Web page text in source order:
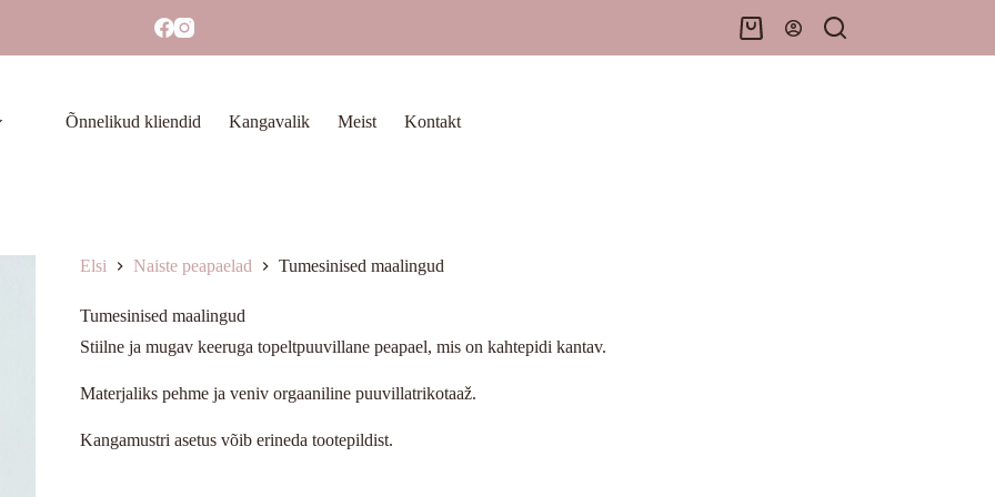
Shopping
cart
Õnnelikud kliendid Kangavalik Meist Kontakt
Elsi Naiste peapaelad Tumesinised maalingud
Tumesinised maalingud
Stiilne ja mugav keeruga topeltpuuvillane peapael, mis on kahtepidi kantav.
Materjaliks pehme ja veniv orgaaniline puuvillatrikotaaž.
Kangamustri asetus võib erineda tootepildist.